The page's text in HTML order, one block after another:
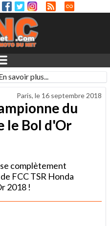
savoir plus...
Paris, le 16 septembre 2018
du
le Bol d'Or
complètement
FCC TSR Honda
2018 !